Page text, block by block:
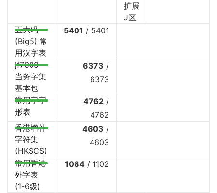
扩展
J区
五大码
(Big5) 常
用汉字表
5401 / 5401
jf7000
当务字集
基本包
6373 /
6373
常用字字
形表
4762 /
4762
香港增补
字符集
(HKSCS)
4603 /
4603
常用香港
外字表
(1-6级)
1084 / 1102